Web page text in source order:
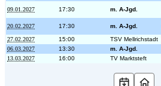
09.01.2027
17:30 m. A-Jgd.
20.02.2027
17:30 m. A-Jgd.
27.02.2027
15:00 TSV Mellrichstadt
06.03.2027
13:30 m. A-Jgd.
13.03.2027
16:00 TV Marktsteft